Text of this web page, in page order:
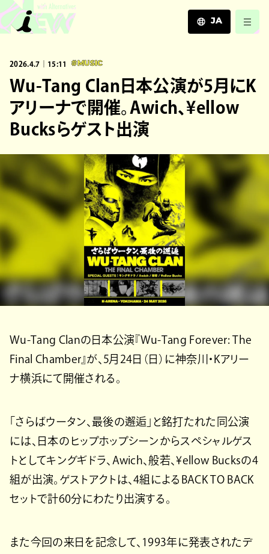
JA
ZH
2026.4.7｜15:11 #MUSIC
Wu-Tang Clan日本公演が5月にK
アリーナで開催。Awich、¥ellow
Bucksらゲスト出演
Wu-Tang Clanの日本公演『Wu-Tang Forever: The
Final Chamber』が、5月24日（日）に神奈川・Kアリー
ナ横浜にて開催される。
「さらばウータン、最後の邂逅」と銘打たれた同公演
には、日本のヒップホップシーンからスペシャルゲス
トとしてキングギドラ、Awich、般若、¥ellow Bucksの4
組が出演。ゲストアクトは、4組によるBACK TO BACK
セットで計60分にわたり出演する。
また今回の来日を記念して、1993年に発表されたデ